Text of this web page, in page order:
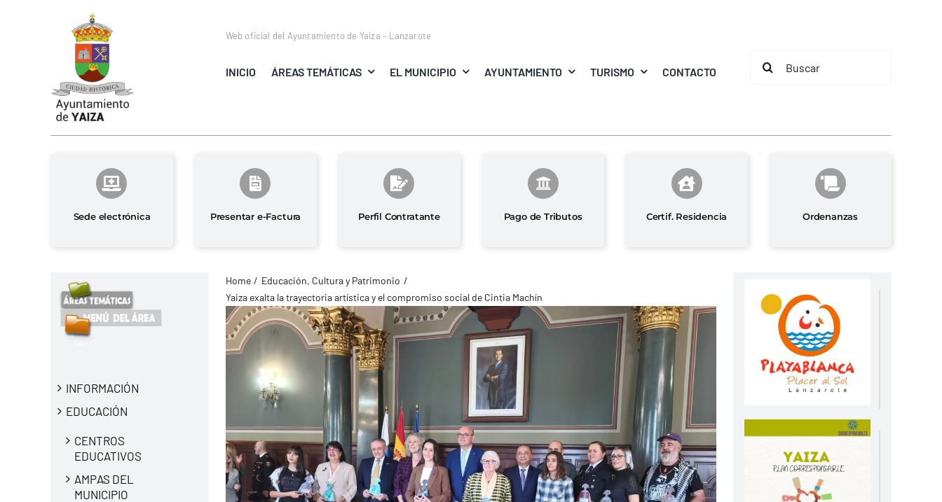
Web oficial del Ayuntamiento de Yaiza – Lanzarote
INICIO ÁREAS TEMÁTICAS EL MUNICIPIO AYUNTAMIENTO TURISMO CONTACTO
Buscar:
Sede electrónica Presentar e-Factura Perfil Contratante Pago de Tributos Certif. Residencia Ordenanzas
INFORMACIÓN
EDUCACIÓN
CENTROS
EDUCATIVOS
AMPAS DEL
MUNICIPIO
Home
Educación, Cultura y Patrimonio
Yaiza exalta la trayectoria artística y el compromiso social de Cintia Machín